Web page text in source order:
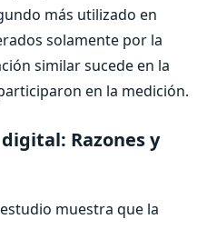
más utilizado en
solamente por la
similar sucede en la
en la medición.
Razones y
muestra que la